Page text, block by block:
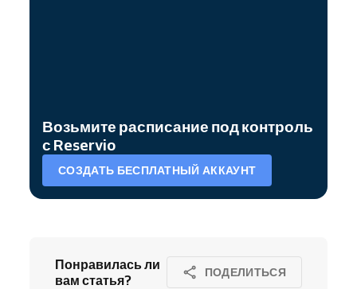
Возьмите расписание под контроль
с Reservio
СОЗДАТЬ БЕСПЛАТНЫЙ АККАУНТ
Понравилась ли
вам статья?
ПОДЕЛИТЬСЯ